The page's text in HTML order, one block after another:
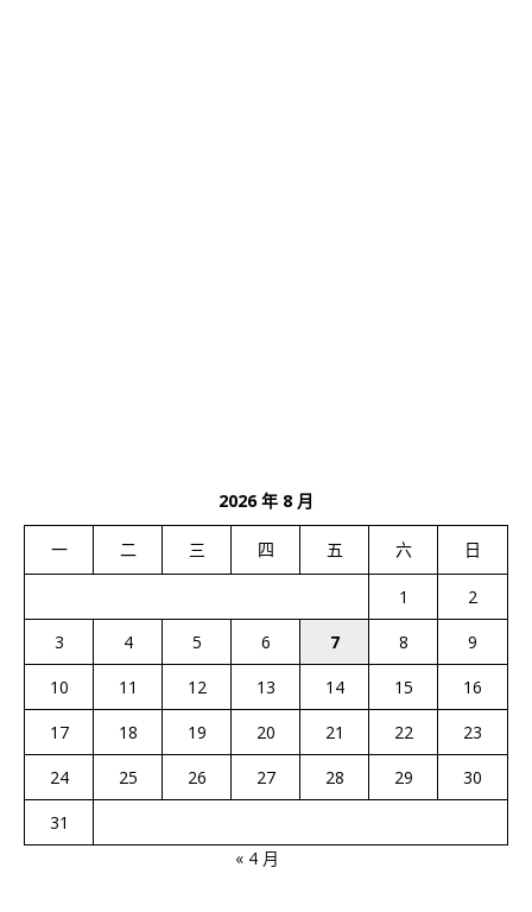
2026 年 8 月
一 二 三 四 五 六 日
1
2
3
4 5 6 7 8
9
10
11 12 13 14 15
16
17
18 19 20 21 22
23
24
25 26 27 28 29
30
31
« 4 月